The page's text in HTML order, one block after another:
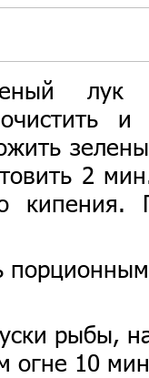
лук
и
2
рыбы,
огне 10